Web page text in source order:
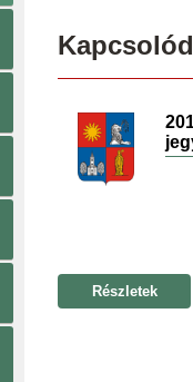
Részletek